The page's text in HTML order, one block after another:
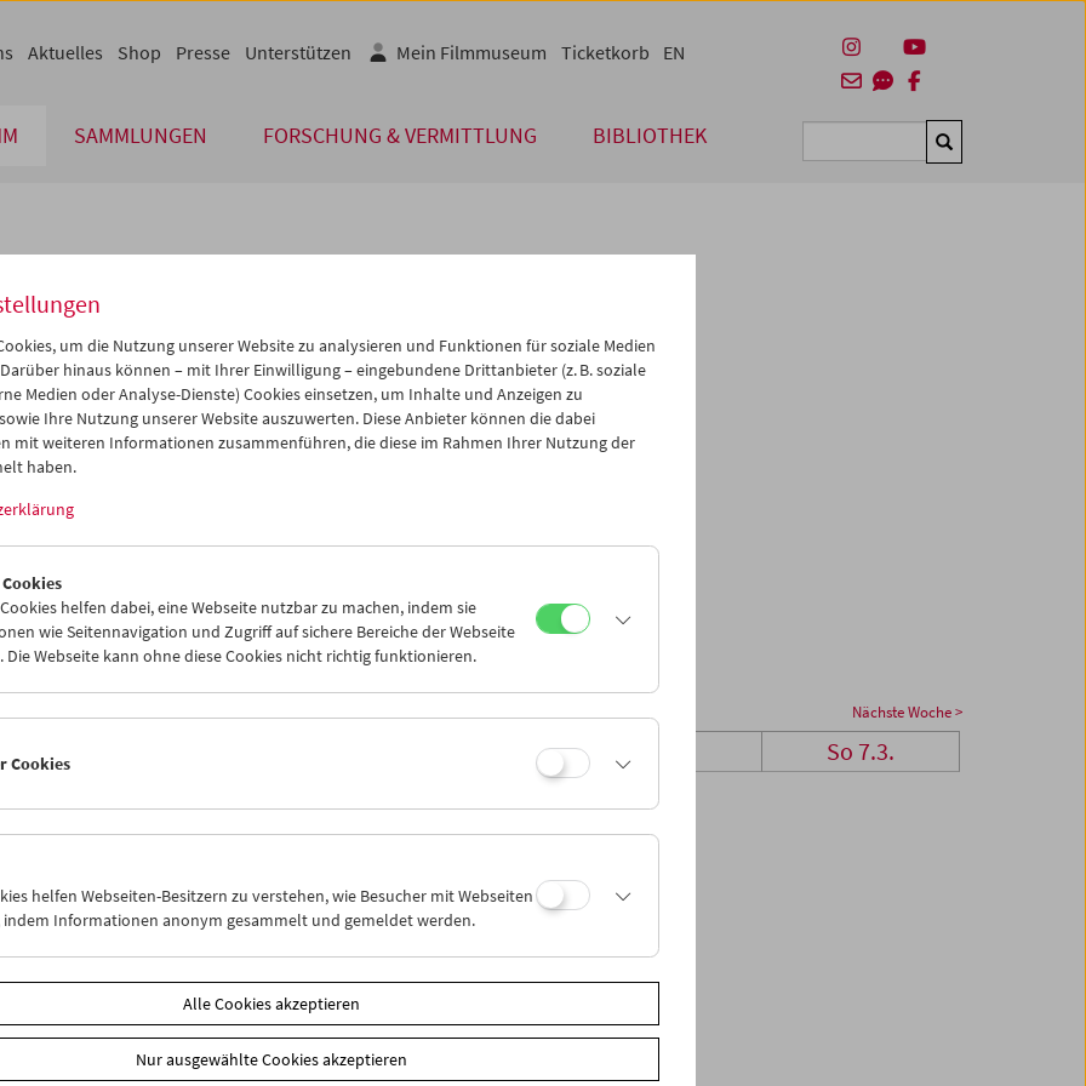
SAMMLUNGEN FORSCHUNG & VERMITTLUNG BIBLIOTHEK Suchen
Aktuelles Shop Presse Unterstützen Mein Filmmuseum Ticketkorb EN
Mär 2027 >>
Mi Do Fr Sa So
03 04 05 06
07
10 11 12 13
14
17 18
24 25
07
iCalender
Programmheft-PDF
English language or subtitles
Nächste Woche >
Mi 3.3. So 7.3.
um die Nutzung unserer Website zu analysieren und Funktionen für soziale Medien
hinaus können – mit Ihrer Einwilligung – eingebundene Drittanbieter (z. B. soziale
Medien oder Analyse-Dienste) Cookies einsetzen, um Inhalte und Anzeigen zu
Ihre Nutzung unserer Website auszuwerten. Diese Anbieter können die dabei
mit weiteren Informationen zusammenführen, die diese im Rahmen Ihrer Nutzung der
haben.
helfen dabei, eine Webseite nutzbar zu machen, indem sie
wie Seitennavigation und Zugriff auf sichere Bereiche der Webseite
Die Webseite kann ohne diese Cookies nicht richtig funktionieren.
Cookies
helfen Webseiten-Besitzern zu verstehen, wie Besucher mit Webseiten
indem Informationen anonym gesammelt und gemeldet werden.
Alle Cookies akzeptieren
Nur ausgewählte Cookies akzeptieren